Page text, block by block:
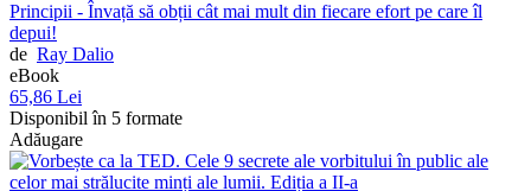
Principii - Învață să obții cât mai mult din fiecare efort pe care îl
depui!
de Ray Dalio
eBook
65,86 Lei
Disponibil în 5 formate
Adăugare